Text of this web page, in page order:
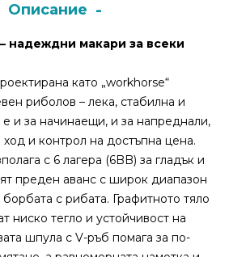
Описание
– надеждни макари за всеки
като „workhorse“
риболов – лека, стабилна и
и за начинаещи, и за напреднали,
и контрол на достъпна цена.
с 6 лагера (6BB) за гладък и
преден аванс с широк диапазон
с рибата. Графитното тяло
ниско тегло и устойчивост на
шпула с V-ръб помага за по-